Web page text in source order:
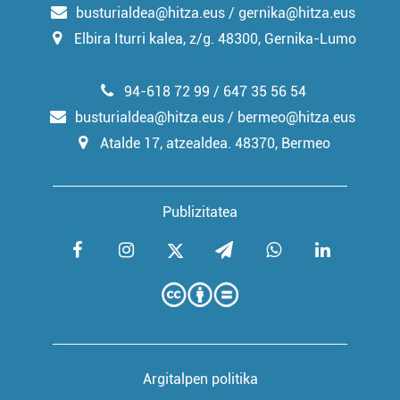
Webgune honek cookie propioak eta hirugarrenen cookie-
zerbitzuak hobetzeko asmoz, cookie teknologiaz
erabiltzeko baimen esplizitua ematen diguzu.Gehiago
busturialdea@hitza.eus / gernika@hitza.eus
Elbira Iturri kalea, z/g. 48300, Gernika-Lumo
Publizitatea
94-618 72 99 / 647 35 56 54
busturialdea@hitza.eus / bermeo@hitza.eus
Atalde 17, atzealdea. 48370, Bermeo
Argitalpen politika